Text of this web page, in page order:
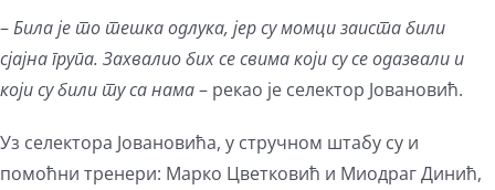
–Била је то тешка одлука, јер су момци заиста били
сјајна група. Захвалио бих се свима који су се одазвали и
који су били ту са нама– рекао је селектор Јовановић.
Уз селектора Јовановића, у стручном штабу су и
помоћни тренери: Марко Цветковић и Миодраг Динић,